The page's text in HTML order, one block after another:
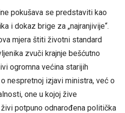
pokušava se predstaviti kao
i dokaz brige za „najranjivije“.
mjera štiti životni standard
zvuči krajnje bešćutno
ogromna većina starijih
nespretnoj izjavi ministra, već o
one u kojoj žive
potpuno odnarođena politička